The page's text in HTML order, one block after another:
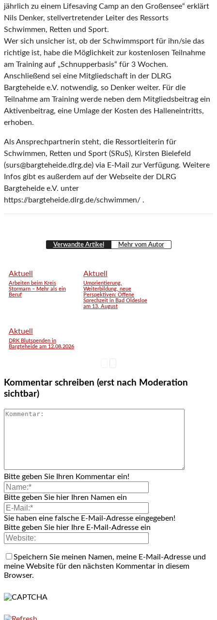
jährlich zu einem Lifesaving Camp an den Großensee“ erklärt
Nils Denker, stellvertretender Leiter des Ressorts
Schwimmen, Retten und Sport.
Wer sich unsicher ist, ob der Schwimmsport für ihn/sie das
richtige ist, habe die Möglichkeit zur kostenlosen Teilnahme
am Training auf „Schnupperbasis“ für 3 Wochen.
Anschließend sei eine Mitgliedschaft in der DLRG
Bargteheide e.V. notwendig, so Denker weiter. Für die
Teilnahme am Training werde neben dem Mitgliedsbeitrag ein
Aktivenbeitrag, eine Umlage der Kosten des Halleneintritts,
erhoben.
Als Ansprechpartnerin steht, die Ressortleiterin für
Schwimmen, Retten und Sport (SRuS), Kirsten Bielefeld
(surs@bargteheide.dlrg.de) via E-Mail zur Verfügung. Weitere
Infos gibt es außerdem auf der Webseite der DLRG
Bargteheide e.V. unter
https://bargteheide.dlrg.de/schwimmen/ .
Verwandte Artikel Mehr vom Autor
Aktuell
Arbeiten beim Kreis
Stormarn – Mehr als ein
Beruf
Aktuell
Umorientierung,
Weiterbildung, neue
Perspektiven: Offene
Sprechzeit in Bad Oldesloe
am 13. August
Aktuell
DRK Blutspenden in
Bargteheide am 12.08.2026
Kommentar schreiben (erst nach Moderation
sichtbar)
Bitte geben Sie Ihren Kommentar ein!
Bitte geben Sie hier Ihren Namen ein
Sie haben eine falsche E-Mail-Adresse eingegeben!
Bitte geben Sie hier Ihre E-Mail-Adresse ein
Speichern Sie meinen Namen, meine E-Mail-Adresse und
meine Website für den nächsten Kommentar in diesem
Browser.